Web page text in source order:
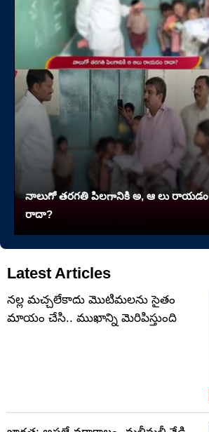
నాలుగో త‌ర‌గతి పిలగానికి అ, ఆ లు రాయ‌డం
రాదా?
Latest Articles
నల్ల మచ్చలేకాదు మొటిమలను సైతం
మాయం చేసి.. ముఖాన్ని మెరిపిస్తుంది